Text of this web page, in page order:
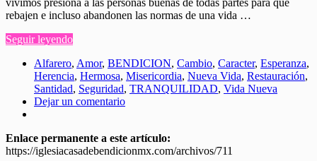
vivimos presiona a las personas buenas de todas partes para que
rebajen e incluso abandonen las normas de una vida …
Seguir leyendo
Alfarero, Amor, BENDICION, Cambio, Caracter, Esperanza,
Herencia, Hermosa, Misericordia, Nueva Vida, Restauración,
Santidad, Seguridad, TRANQUILIDAD, Vida Nueva
Dejar un comentario
Enlace permanente a este artículo:
https://iglesiacasadebendicionmx.com/archivos/711